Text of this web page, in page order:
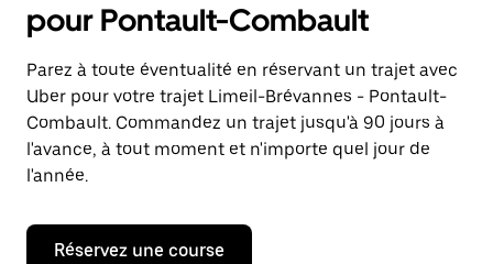
calendrier
et
sélectionner
une
date.
Appuyez
sur
la
touche
pour
fermer
pour Pontault-Combault
Parez à toute éventualité en réservant un trajet avec
Uber pour votre trajet Limeil-Brévannes - Pontault-
Combault. Commandez un trajet jusqu'à 90 jours à
l'avance, à tout moment et n'importe quel jour de
l'année.
Réservez une course